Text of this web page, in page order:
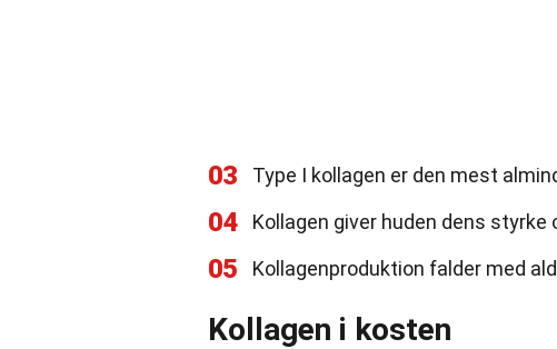
03 Type I kollagen er den mest
04 Kollagen giver huden dens
05 Kollagenproduktion falder med
Kollagen i kosten